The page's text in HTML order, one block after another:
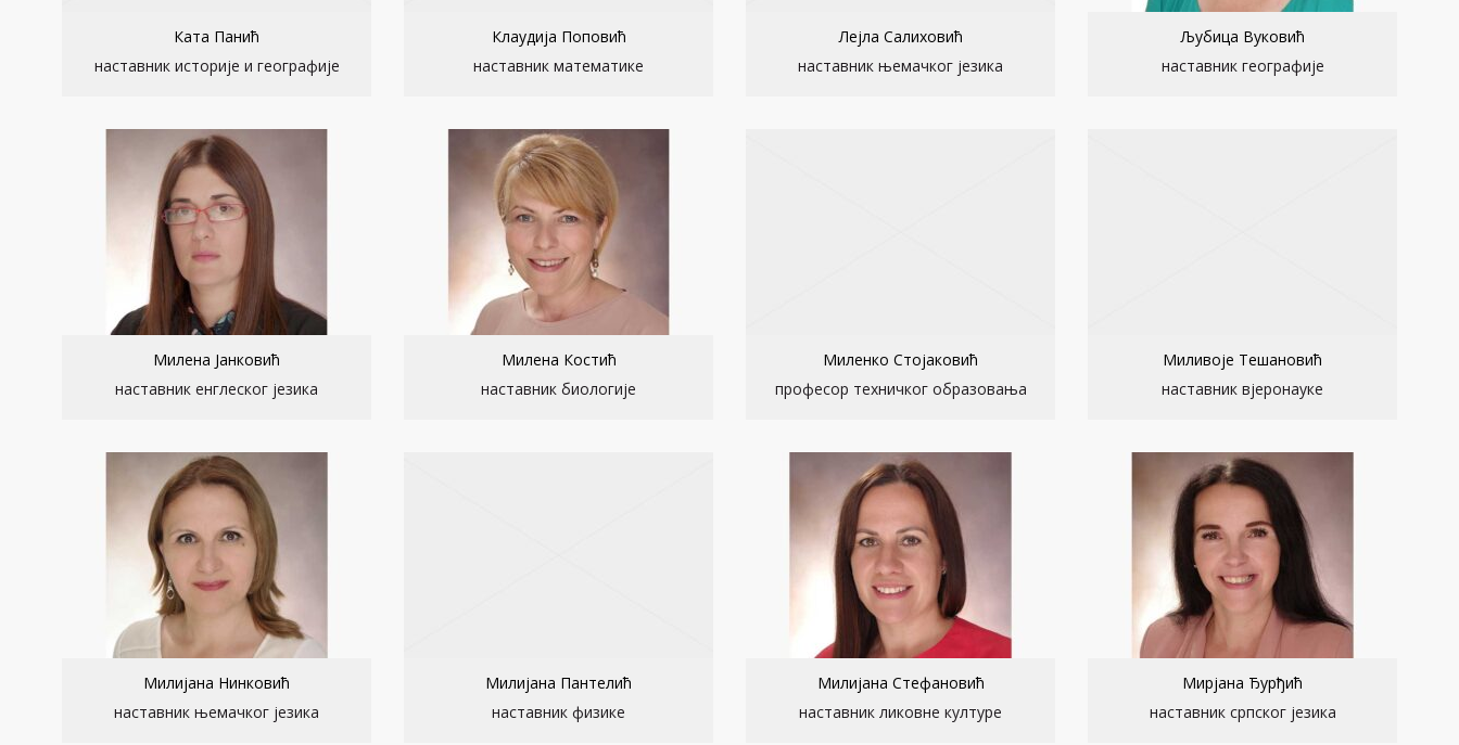
Ката Панић
наставник историје и географије
Клаудија Поповић
наставник математике
Лејла Салиховић
наставник њемачког језика
Љубица Вуковић
наставник географије
Милена Јанковић
наставник енглеског језика
Милена Костић
наставник биологије
Миленко Стојаковић
професор техничког образовања
Миливоје Тешановић
наставник вјеронауке
Милијана Нинковић
наставник њемачког језика
Милијана Пантелић
наставник физике
Милијана Стефановић
наставник ликовне културе
Мирјана Ђурђић
наставник српског језика